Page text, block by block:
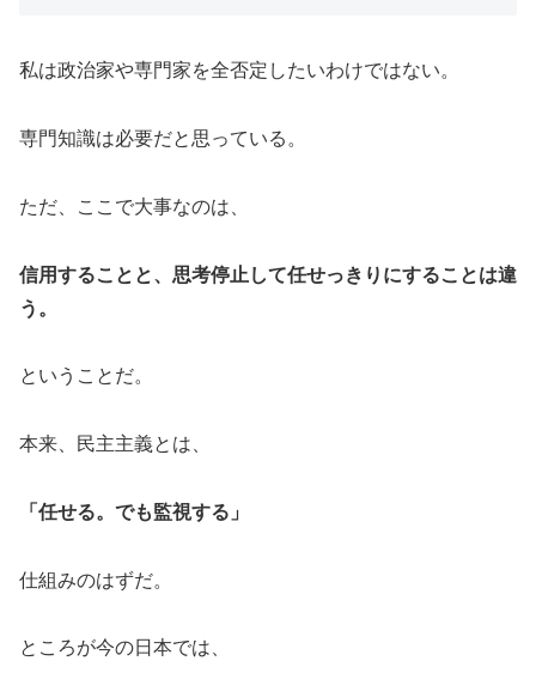
私は政治家や専門家を全否定したいわけではない。
専門知識は必要だと思っている。
ただ、ここで大事なのは、
信用することと、思考停止して任せっきりにすることは違
う。
ということだ。
本来、民主主義とは、
「任せる。でも監視する」
仕組みのはずだ。
ところが今の日本では、